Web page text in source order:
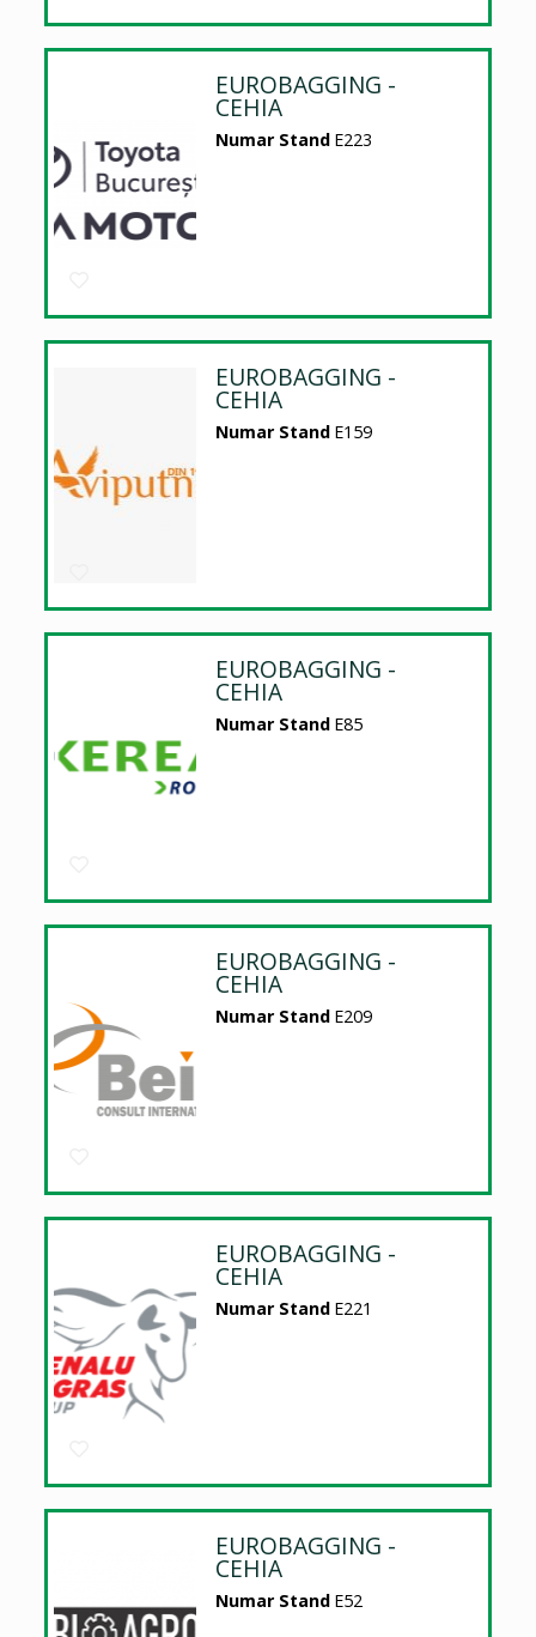
EUROBAGGING -
CEHIA
Numar Stand E223
EUROBAGGING -
CEHIA
Numar Stand E159
EUROBAGGING -
CEHIA
Numar Stand E85
EUROBAGGING -
CEHIA
Numar Stand E209
EUROBAGGING -
CEHIA
Numar Stand E221
EUROBAGGING -
CEHIA
Numar Stand E52